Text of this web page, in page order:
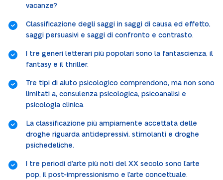
vacanze?
Classificazione degli saggi in saggi di causa ed effetto,
saggi persuasivi e saggi di confronto e contrasto.
I tre generi letterari più popolari sono la fantascienza, il
fantasy e il thriller.
Tre tipi di aiuto psicologico comprendono, ma non sono
limitati a, consulenza psicologica, psicoanalisi e
psicologia clinica.
La classificazione più ampiamente accettata delle
droghe riguarda antidepressivi, stimolanti e droghe
psichedeliche.
I tre periodi d’arte più noti del XX secolo sono l’arte
pop, il post-impressionismo e l’arte concettuale.